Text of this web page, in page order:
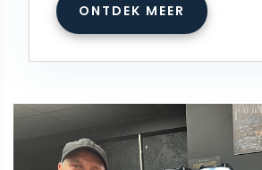
ONTDEK MEER